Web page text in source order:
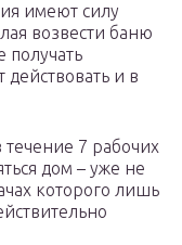
имеют силу
возвести баню
получать
и в
7 рабочих
дом – уже не
которого лишь